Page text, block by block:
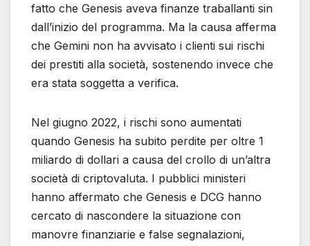
fatto che Genesis aveva finanze traballanti sin
dall’inizio del programma. Ma la causa afferma
che Gemini non ha avvisato i clienti sui rischi
dei prestiti alla società, sostenendo invece che
era stata soggetta a verifica.
Nel giugno 2022, i rischi sono aumentati
quando Genesis ha subito perdite per oltre 1
miliardo di dollari a causa del crollo di un’altra
società di criptovaluta. I pubblici ministeri
hanno affermato che Genesis e DCG hanno
cercato di nascondere la situazione con
manovre finanziarie e false segnalazioni,